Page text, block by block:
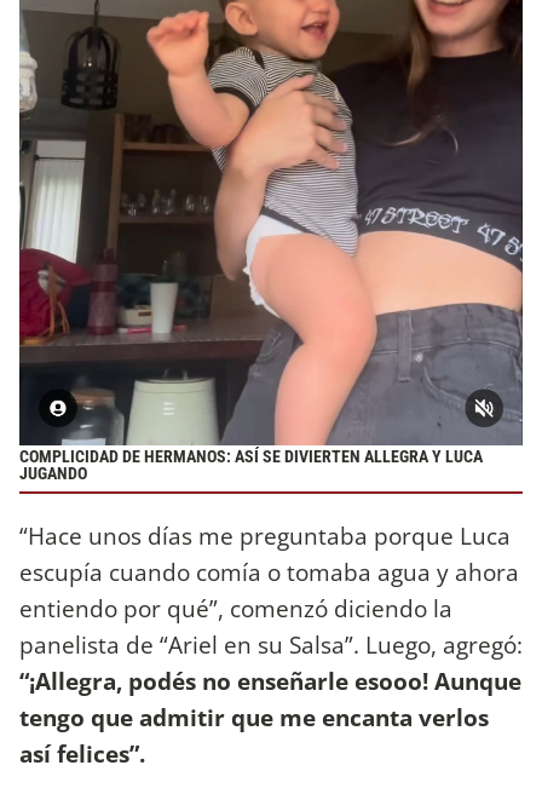
COMPLICIDAD DE HERMANOS: ASÍ SE DIVIERTEN ALLEGRA Y LUCA
JUGANDO
“Hace unos días me preguntaba porque Luca
escupía cuando comía o tomaba agua y ahora
entiendo por qué”, comenzó diciendo la
panelista de “Ariel en su Salsa”. Luego, agregó:
“¡Allegra, podés no enseñarle esooo! Aunque
tengo que admitir que me encanta verlos
así felices”.